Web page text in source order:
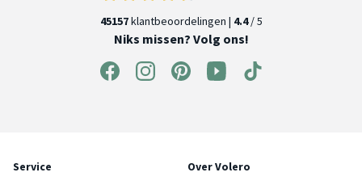
45157klantbeoordelingen | 4.4/ 5
Niks missen? Volg ons!
Service Over Volero